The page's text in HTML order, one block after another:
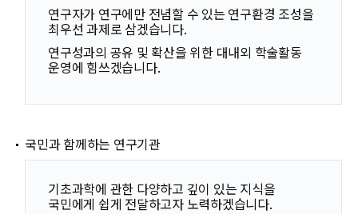
연구자가 연구에만 전념할 수 있는 연구환경 조성을
최우선 과제로 삼겠습니다.
연구성과의 공유 및 확산을 위한 대내외 학술활동
운영에 힘쓰겠습니다.
국민과 함께하는 연구기관
기초과학에 관한 다양하고 깊이 있는 지식을
국민에게 쉽게 전달하고자 노력하겠습니다.